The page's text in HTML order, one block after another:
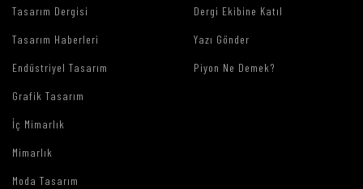
Tasarım Dergisi
Tasarım Haberleri
Endüstriyel Tasarım
Grafik Tasarım
İç Mimarlık
Mimarlık
Moda Tasarım
Dergi Ekibine Katıl
Yazı Gönder
Piyon Ne Demek?